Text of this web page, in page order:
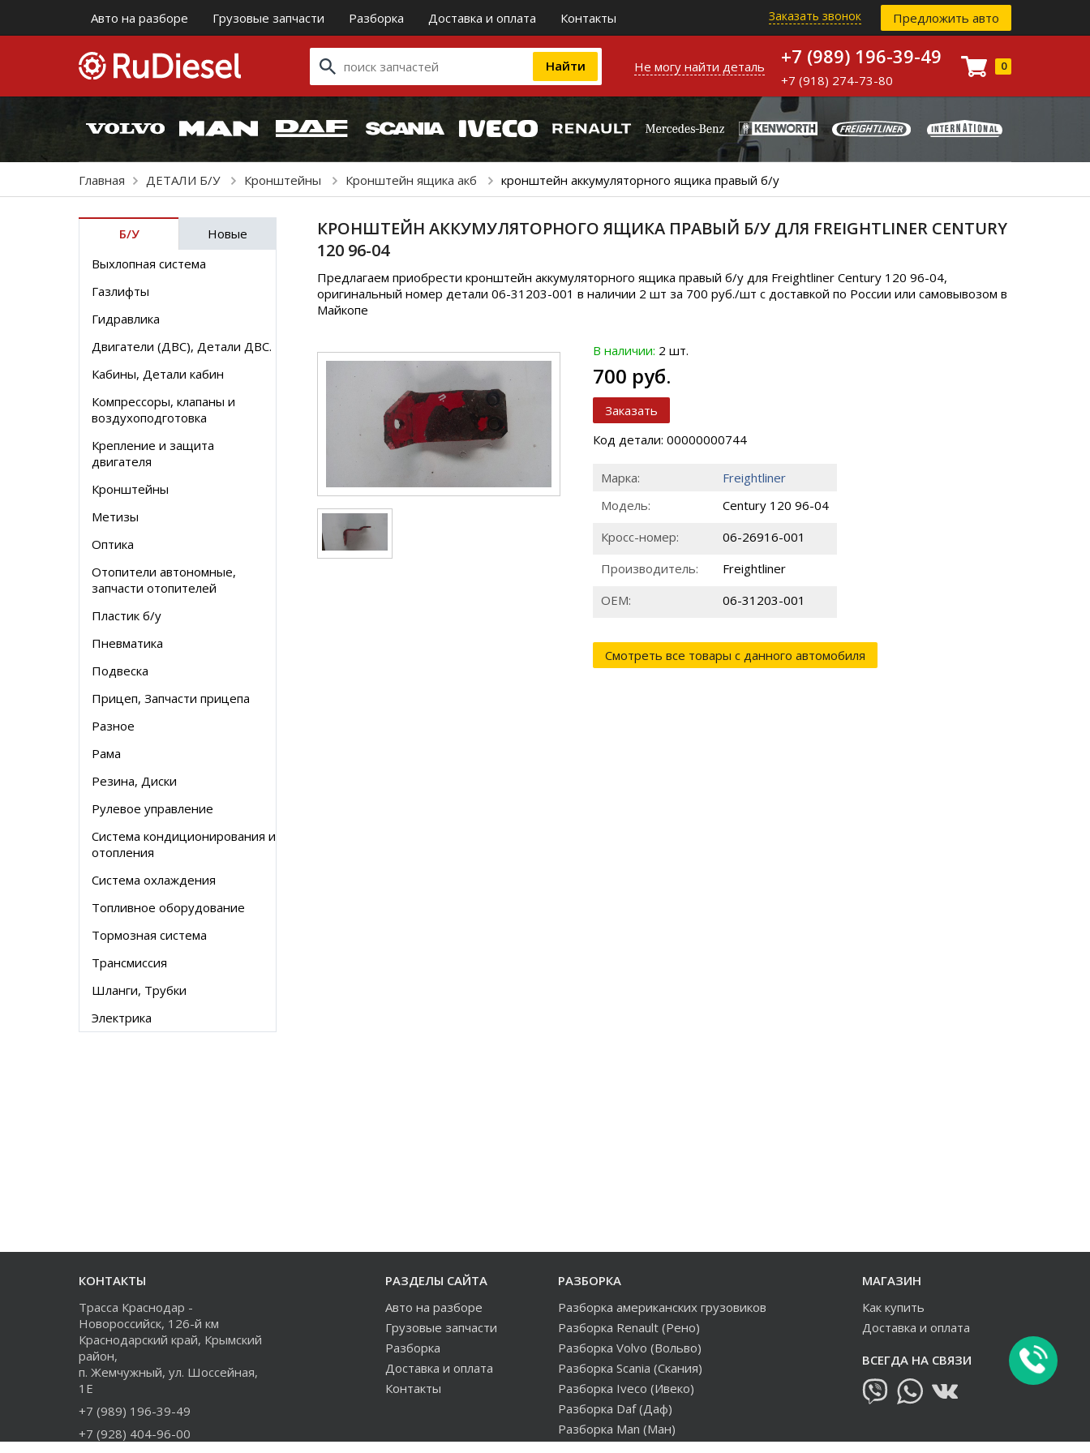
Авто на разборе Грузовые запчасти Разборка Доставка и оплата Контакты Заказать звонок Предложить авто
Не могу найти деталь +7 (989) 196-39-49
+7 (918) 274-73-80
0
Главная ДЕТАЛИ Б/У Кронштейны Кронштейн ящика акб кронштейн аккумуляторного ящика правый б/у
Б/У
Новые
Выхлопная система
Газлифты
Гидравлика
Двигатели (ДВС), Детали ДВС.
Кабины, Детали кабин
Компрессоры, клапаны и
воздухоподготовка
Крепление и защита
двигателя
Кронштейны
Метизы
Оптика
Отопители автономные,
запчасти отопителей
Пластик б/у
Пневматика
Подвеска
Прицеп, Запчасти прицепа
Разное
Рама
Резина, Диски
Рулевое управление
Система кондиционирования и
отопления
Система охлаждения
Топливное оборудование
Тормозная система
Трансмиссия
Шланги, Трубки
Электрика
КРОНШТЕЙН АККУМУЛЯТОРНОГО ЯЩИКА ПРАВЫЙ Б/У ДЛЯ FREIGHTLINER CENTURY
120 96-04
Предлагаем приобрести кронштейн аккумуляторного ящика правый б/у для Freightliner Century 120 96-04,
оригинальный номер детали 06-31203-001 в наличии 2 шт за 700 руб./шт с доставкой по России или самовывозом в
Майкопе
В наличии: 2 шт.
700 руб.
Заказать
Код детали: 00000000744
Марка:
Freightliner
Модель:
Century 120 96-04
Кросс-номер:
06-26916-001
Производитель:
Freightliner
ОЕМ:
06-31203-001
Смотреть все товары с данного автомобиля
КОНТАКТЫ
Трасса Краснодар -
Новороссийск, 126-й км
Краснодарский край, Крымский
район,
п. Жемчужный, ул. Шоссейная,
1Е
+7 (989) 196-39-49
+7 (928) 404-96-00
РАЗДЕЛЫ САЙТА
Авто на разборе
Грузовые запчасти
Разборка
Доставка и оплата
Контакты
РАЗБОРКА
Разборка американских грузовиков
Разборка Renault (Рено)
Разборка Volvo (Вольво)
Разборка Scania (Скания)
Разборка Iveco (Ивеко)
Разборка Daf (Даф)
Разборка Man (Ман)
МАГАЗИН
Как купить
Доставка и оплата
ВСЕГДА НА СВЯЗИ